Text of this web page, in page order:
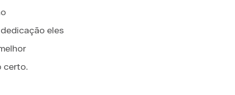
eles
certo.